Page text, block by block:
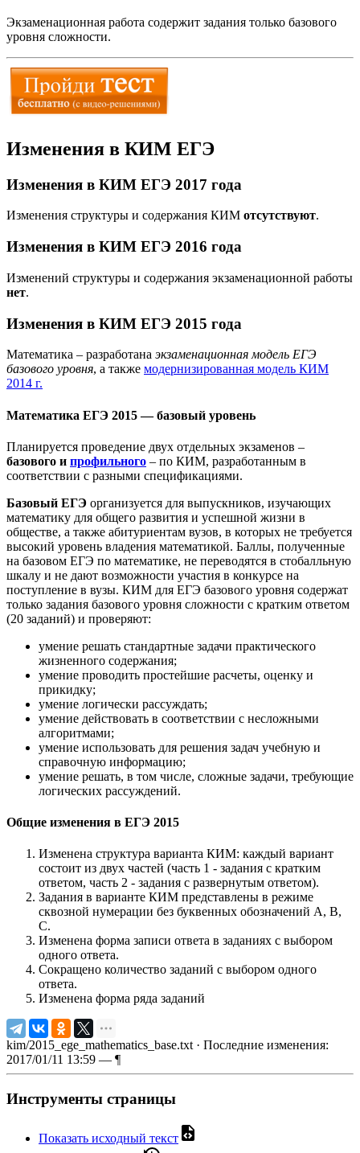
Экзаменационная работа содержит задания только базового
уровня сложности.
Изменения в КИМ ЕГЭ
Изменения в КИМ ЕГЭ 2017 года
Изменения структуры и содержания КИМ отсутствуют.
Изменения в КИМ ЕГЭ 2016 года
Изменений структуры и содержания экзаменационной работы
нет.
Изменения в КИМ ЕГЭ 2015 года
Математика – разработана экзаменационная модель ЕГЭ
базового уровня, а также модернизированная модель КИМ
2014 г.
Математика ЕГЭ 2015 — базовый уровень
Планируется проведение двух отдельных экзаменов –
базового и профильного – по КИМ, разработанным в
соответствии с разными спецификациями.
Базовый ЕГЭ организуется для выпускников, изучающих
математику для общего развития и успешной жизни в
обществе, а также абитуриентам вузов, в которых не требуется
высокий уровень владения математикой. Баллы, полученные
на базовом ЕГЭ по математике, не переводятся в стобалльную
шкалу и не дают возможности участия в конкурсе на
поступление в вузы. КИМ для ЕГЭ базового уровня содержат
только задания базового уровня сложности с кратким ответом
(20 заданий) и проверяют:
умение решать стандартные задачи практического
жизненного содержания;
умение проводить простейшие расчеты, оценку и
прикидку;
умение логически рассуждать;
умение действовать в соответствии с несложными
алгоритмами;
умение использовать для решения задач учебную и
справочную информацию;
умение решать, в том числе, сложные задачи, требующие
логических рассуждений.
Общие изменения в ЕГЭ 2015
Изменена структура варианта КИМ: каждый вариант
состоит из двух частей (часть 1 - задания с кратким
ответом, часть 2 - задания с развернутым ответом).
Задания в варианте КИМ представлены в режиме
сквозной нумерации без буквенных обозначений А, В,
С.
Изменена форма записи ответа в заданиях с выбором
одного ответа.
Сокращено количество заданий с выбором одного
ответа.
Изменена форма ряда заданий
kim/2015_ege_mathematics_base.txt · Последние изменения:
2017/01/11 13:59 — ¶
Инструменты страницы
Показать исходный текст